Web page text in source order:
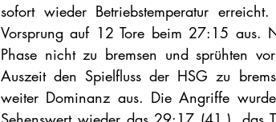
sofort wieder Betriebstemperatur
Vorsprung auf 12 Tore beim 27:15 aus.
Phase nicht zu bremsen und sprühten
Auszeit den Spielfluss der HSG zu
weiter Dominanz aus. Die Angriffe